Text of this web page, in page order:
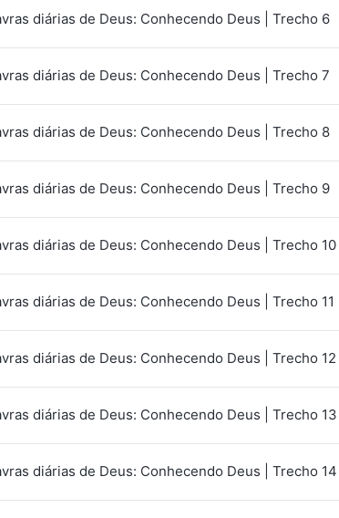
diárias de Deus: Conhecendo Deus | Trecho 6
diárias de Deus: Conhecendo Deus | Trecho 7
diárias de Deus: Conhecendo Deus | Trecho 8
diárias de Deus: Conhecendo Deus | Trecho 9
diárias de Deus: Conhecendo Deus | Trecho 10
diárias de Deus: Conhecendo Deus | Trecho 11
diárias de Deus: Conhecendo Deus | Trecho 12
diárias de Deus: Conhecendo Deus | Trecho 13
diárias de Deus: Conhecendo Deus | Trecho 14